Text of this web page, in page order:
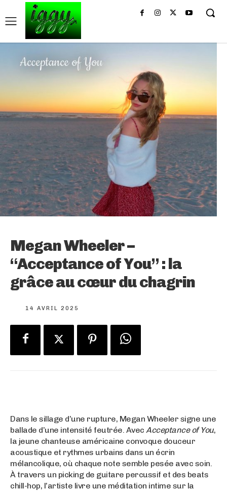
Megan Wheeler –
“Acceptance of You” : la
grâce au cœur du chagrin
14 AVRIL 2025
Dans le sillage d’une rupture, Megan Wheeler signe une
ballade d’une intensité feutrée. Avec Acceptance of You,
la jeune chanteuse américaine convoque douceur
acoustique et rythmes urbains dans un écrin
mélancolique, où chaque note semble pesée avec soin.
À travers un picking de guitare percussif et des beats
chill-hop, l’artiste livre une méditation intime sur la